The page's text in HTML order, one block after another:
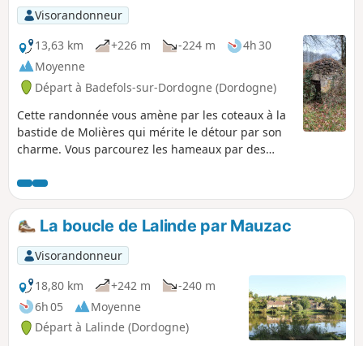
Visorandonneur
13,63 km
+226 m -224 m
4h 30
Moyenne
Départ à Badefols-sur-Dordogne (Dordogne)
Cette randonnée vous amène par les coteaux à la
bastide de Molières qui mérite le détour par son
charme. Vous parcourez les hameaux par des
versant qui surplombe Badefols. Routes
tranquilles et sentiers se succèdent avec de beaux
panoramas sur les vallées.
La boucle de Lalinde par Mauzac
Visorandonneur
18,80 km
+242 m
-240 m
6h 05
Moyenne
Départ à Lalinde (Dordogne)